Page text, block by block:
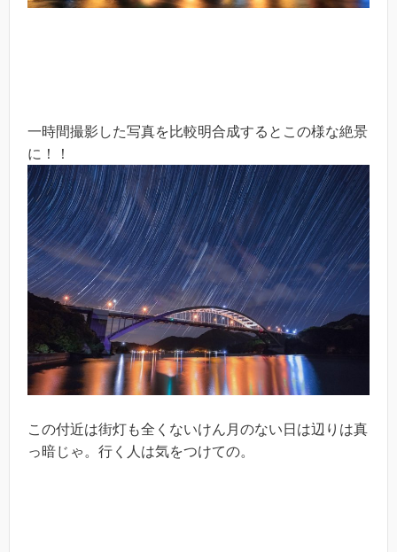
一時間撮影した写真を比較明合成するとこの様な絶景
に！！
この付近は街灯も全くないけん月のない日は辺りは真
っ暗じゃ。行く人は気をつけての。